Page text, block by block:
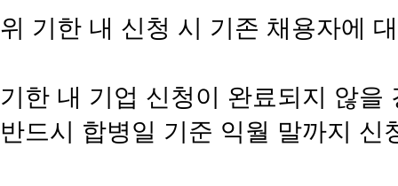
위 기한 내 신청 시 기존 채용자에
기한 내 기업 신청이 완료되지 않을
반드시 합병일 기준 익월 말까지 신